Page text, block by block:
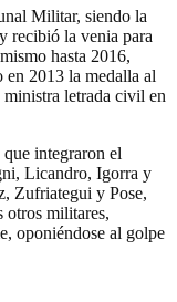
Militar, siendo la
recibió la venia para
hasta 2016,
en 2013 la medalla al
letrada civil en
integraron el
Licandro, Igorra y
Zufriategui y Pose,
militares,
oponiéndose al golpe